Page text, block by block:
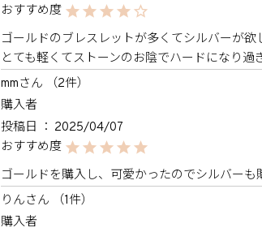
ゴールドのブレスレットが多くてシルバーが
とても軽くてストーンのお陰でハードになり
mm
2
購入者
投稿日
2025/04/07
ゴールドを購入し、可愛かったのでシルバーも
りん
1
購入者